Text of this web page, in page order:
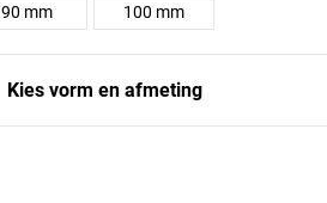
90 mm 100 mm
Kies vorm en afmeting